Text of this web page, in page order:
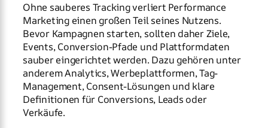
Ohne sauberes Tracking verliert Performance
Marketing einen großen Teil seines Nutzens.
Bevor Kampagnen starten, sollten daher Ziele,
Events, Conversion-Pfade und Plattformdaten
sauber eingerichtet werden. Dazu gehören unter
anderem Analytics, Werbeplattformen, Tag-
Management, Consent-Lösungen und klare
Definitionen für Conversions, Leads oder
Verkäufe.